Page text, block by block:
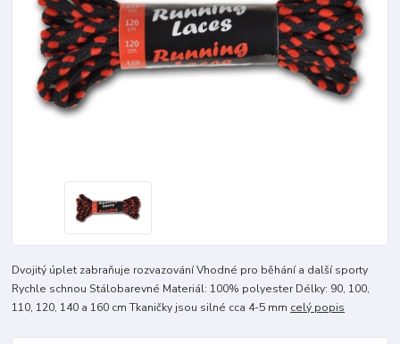
Dvojitý úplet zabraňuje rozvazování Vhodné pro běhání a další sporty
Rychle schnou Stálobarevné Materiál: 100% polyester Délky: 90, 100,
110, 120, 140 a 160 cm Tkaničky jsou silné cca 4-5 mm celý popis